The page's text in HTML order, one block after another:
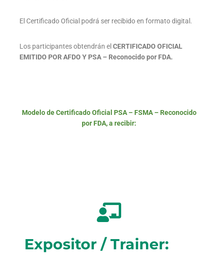
El Certificado Oficial podrá ser recibido en formato digital.
Los participantes obtendrán el CERTIFICADO OFICIAL
EMITIDO POR AFDO Y PSA – Reconocido por FDA.
Modelo de Certificado Oficial PSA – FSMA – Reconocido
por FDA, a recibir:
Expositor / Trainer: